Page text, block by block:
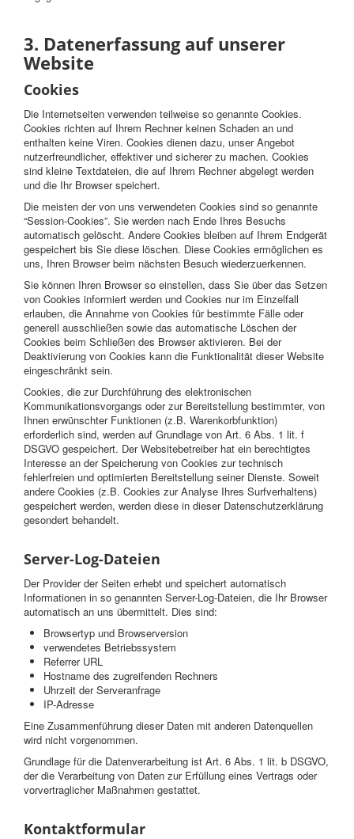
3. Datenerfassung auf unserer
Website
Cookies
Die Internetseiten verwenden teilweise so genannte Cookies.
Cookies richten auf Ihrem Rechner keinen Schaden an und
enthalten keine Viren. Cookies dienen dazu, unser Angebot
nutzerfreundlicher, effektiver und sicherer zu machen. Cookies
sind kleine Textdateien, die auf Ihrem Rechner abgelegt werden
und die Ihr Browser speichert.
Die meisten der von uns verwendeten Cookies sind so genannte
“Session-Cookies”. Sie werden nach Ende Ihres Besuchs
automatisch gelöscht. Andere Cookies bleiben auf Ihrem Endgerät
gespeichert bis Sie diese löschen. Diese Cookies ermöglichen es
uns, Ihren Browser beim nächsten Besuch wiederzuerkennen.
Sie können Ihren Browser so einstellen, dass Sie über das Setzen
von Cookies informiert werden und Cookies nur im Einzelfall
erlauben, die Annahme von Cookies für bestimmte Fälle oder
generell ausschließen sowie das automatische Löschen der
Cookies beim Schließen des Browser aktivieren. Bei der
Deaktivierung von Cookies kann die Funktionalität dieser Website
eingeschränkt sein.
Cookies, die zur Durchführung des elektronischen
Kommunikationsvorgangs oder zur Bereitstellung bestimmter, von
Ihnen erwünschter Funktionen (z.B. Warenkorbfunktion)
erforderlich sind, werden auf Grundlage von Art. 6 Abs. 1 lit. f
DSGVO gespeichert. Der Websitebetreiber hat ein berechtigtes
Interesse an der Speicherung von Cookies zur technisch
fehlerfreien und optimierten Bereitstellung seiner Dienste. Soweit
andere Cookies (z.B. Cookies zur Analyse Ihres Surfverhaltens)
gespeichert werden, werden diese in dieser Datenschutzerklärung
gesondert behandelt.
Server-Log-Dateien
Der Provider der Seiten erhebt und speichert automatisch
Informationen in so genannten Server-Log-Dateien, die Ihr Browser
automatisch an uns übermittelt. Dies sind:
Browsertyp und Browserversion
verwendetes Betriebssystem
Referrer URL
Hostname des zugreifenden Rechners
Uhrzeit der Serveranfrage
IP-Adresse
Eine Zusammenführung dieser Daten mit anderen Datenquellen
wird nicht vorgenommen.
Grundlage für die Datenverarbeitung ist Art. 6 Abs. 1 lit. b DSGVO,
der die Verarbeitung von Daten zur Erfüllung eines Vertrags oder
vorvertraglicher Maßnahmen gestattet.
Kontaktformular